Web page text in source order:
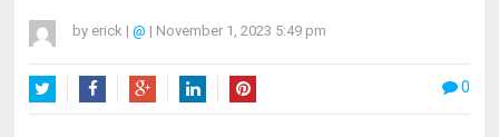
by erick | @ | November 1, 2023 5:49 pm
0